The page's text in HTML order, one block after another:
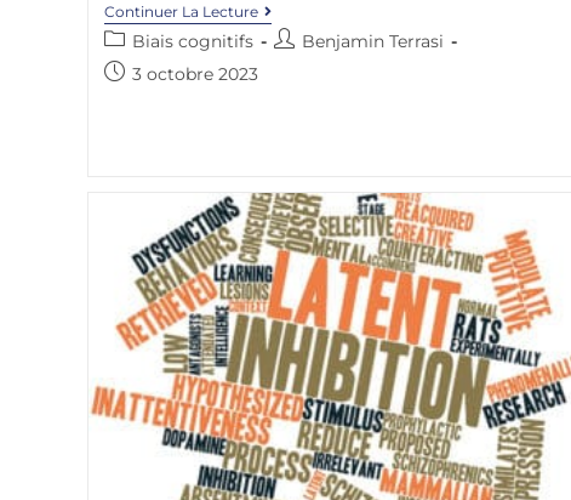
Continuer La Lecture
Biais cognitifs
Benjamin Terrasi
3 octobre 2023